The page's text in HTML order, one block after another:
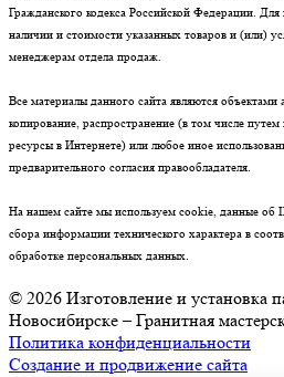
Гражданского кодекса Российской Федерации.
наличии и стоимости указанных товаров и (или)
менеджерам отдела продаж.
Все материалы данного сайта являются объектами
копирование, распространение (в том числе
ресурсы в Интернете) или любое иное
предварительного согласия правообладателя.
На нашем сайте мы используем cookie, данные об
сбора информации технического характера в
обработке персональных данных.
© 2026 Изготовление и установка
Новосибирске – Гранитная
Политика конфиденциальности
Создание и продвижение сайта